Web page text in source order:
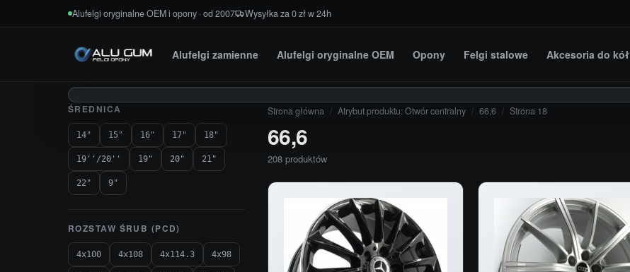
Przejdź do treściAlufelgi oryginalne OEM i opony · od 2007 Wysyłka za 0 zł w 24h
Alufelgi zamienne Alufelgi oryginalne OEM Opony Felgi stalowe Akcesoria do kół
ŚREDNICA
14" 15" 16" 17" 18"
19''/20'' 19" 20" 21"
22" 9"
ROZSTAW ŚRUB (PCD)
4x100 4x108 4x114.3 4x98
Strona główna / Atrybut produktu: Otwór centralny / 66,6 / Strona 18
66,6
208 produktów